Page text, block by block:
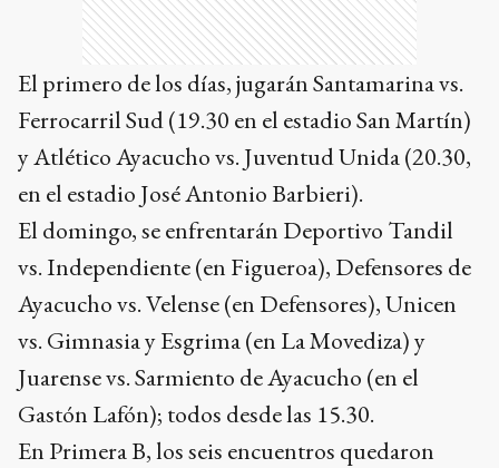
El primero de los días, jugarán Santamarina vs.
Ferrocarril Sud (19.30 en el estadio San Martín)
y Atlético Ayacucho vs. Juventud Unida (20.30,
en el estadio José Antonio Barbieri).
El domingo, se enfrentarán Deportivo Tandil
vs. Independiente (en Figueroa), Defensores de
Ayacucho vs. Velense (en Defensores), Unicen
vs. Gimnasia y Esgrima (en La Movediza) y
Juarense vs. Sarmiento de Ayacucho (en el
Gastón Lafón); todos desde las 15.30.
En Primera B, los seis encuentros quedaron